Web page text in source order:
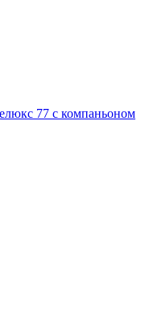
77 с компаньоном